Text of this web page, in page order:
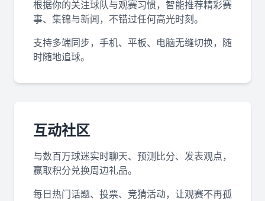
根据你的关注球队与观赛习惯，智能推荐精彩赛
事、集锦与新闻，不错过任何高光时刻。
支持多端同步，手机、平板、电脑无缝切换，随
时随地追球。
互动社区
与数百万球迷实时聊天、预测比分、发表观点，
赢取积分兑换周边礼品。
每日热门话题、投票、竞猜活动，让观赛不再孤